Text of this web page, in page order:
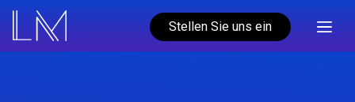
Stellen Sie uns ein